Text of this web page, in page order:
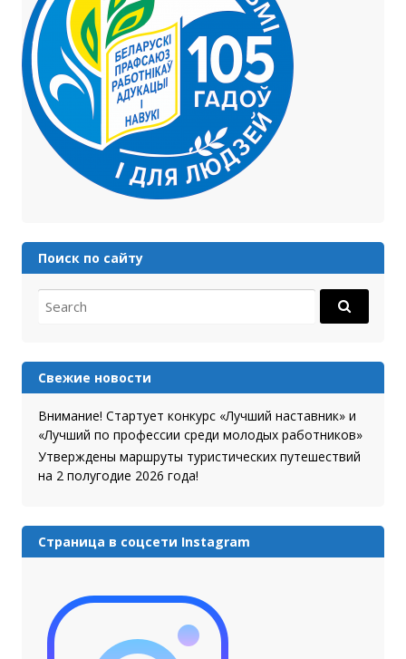
Поиск по сайту
Search for:
Свежие новости
Внимание! Стартует конкурс «Лучший наставник» и
«Лучший по профессии среди молодых работников»
Утверждены маршруты туристических путешествий
на 2 полугодие 2026 года!
Страница в соцсети Instagram